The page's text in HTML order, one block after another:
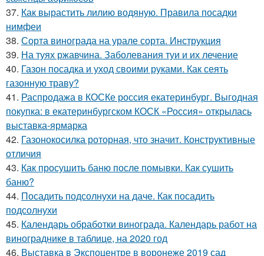
37. Как вырастить лилию водяную. Правила посадки
нимфеи
38. Сорта винограда на урале сорта. Инструкция
39. На туях ржавчина. Заболевания туи и их лечение
40. Газон посадка и уход своими руками. Как сеять
газонную траву?
41. Распродажа в КОСКе россия екатеринбург. Выгодная
покупка: в екатеринбургском КОСК «Россия» открылась
выставка-ярмарка
42. Газонокосилка роторная, что значит. Конструктивные
отличия
43. Как просушить баню после помывки. Как сушить
баню?
44. Посадить подсолнухи на даче. Как посадить
подсолнухи
45. Календарь обработки винограда. Календарь работ на
винограднике в таблице, на 2020 год
46. Выставка в Экспоцентре в воронеже 2019 сад